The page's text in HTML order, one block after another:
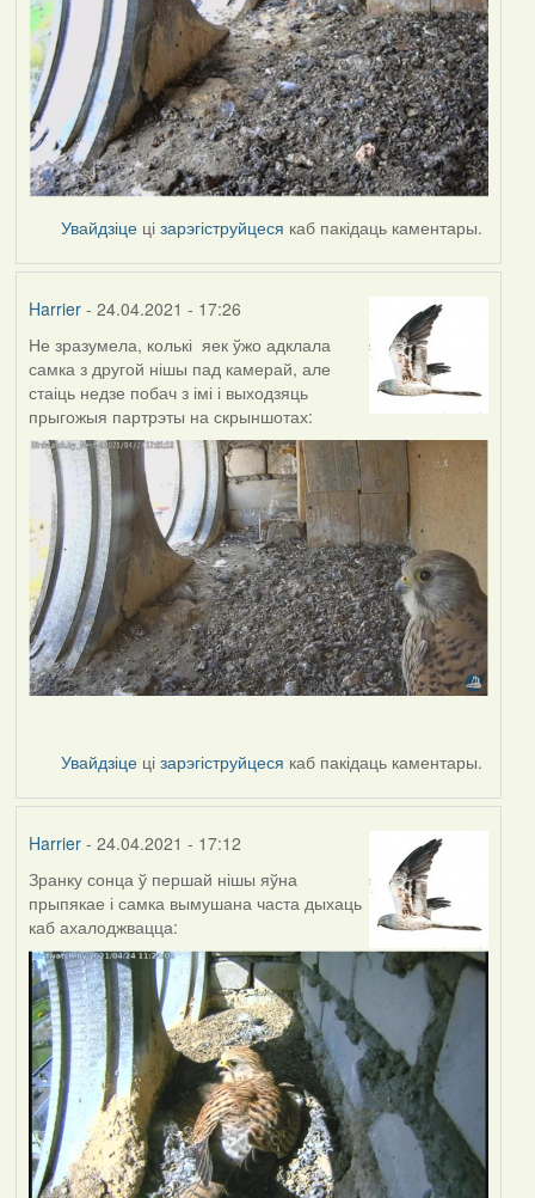
Увайдзіце цізарэгіструйцеся каб пакідаць каментары.
Harrier- 24.04.2021 - 17:26
Не зразумела, колькі яек ўжо адклала
самка з другой нішы пад камерай, але
стаіць недзе побач з імі і выходзяць
прыгожыя партрэты на скрыншотах:
Увайдзіце цізарэгіструйцеся каб пакідаць каментары.
Harrier- 24.04.2021 - 17:12
Зранку сонца ў першай нішы яўна
прыпякае і самка вымушана часта дыхаць
каб ахалоджвацца: